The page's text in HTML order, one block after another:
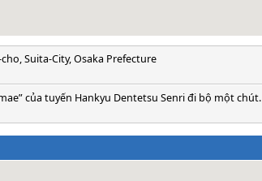
Suita-City, Osaka Prefecture
của tuyến Hankyu Dentetsu Senri đi bộ một chút.